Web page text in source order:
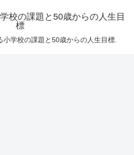
校の課題と50歳からの人生目
標
学校の課題と50歳からの人生目標.